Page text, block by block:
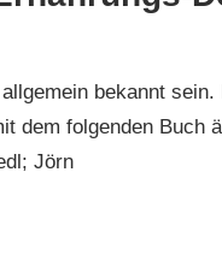
bekannt
dem folgenden Buch
Jörn